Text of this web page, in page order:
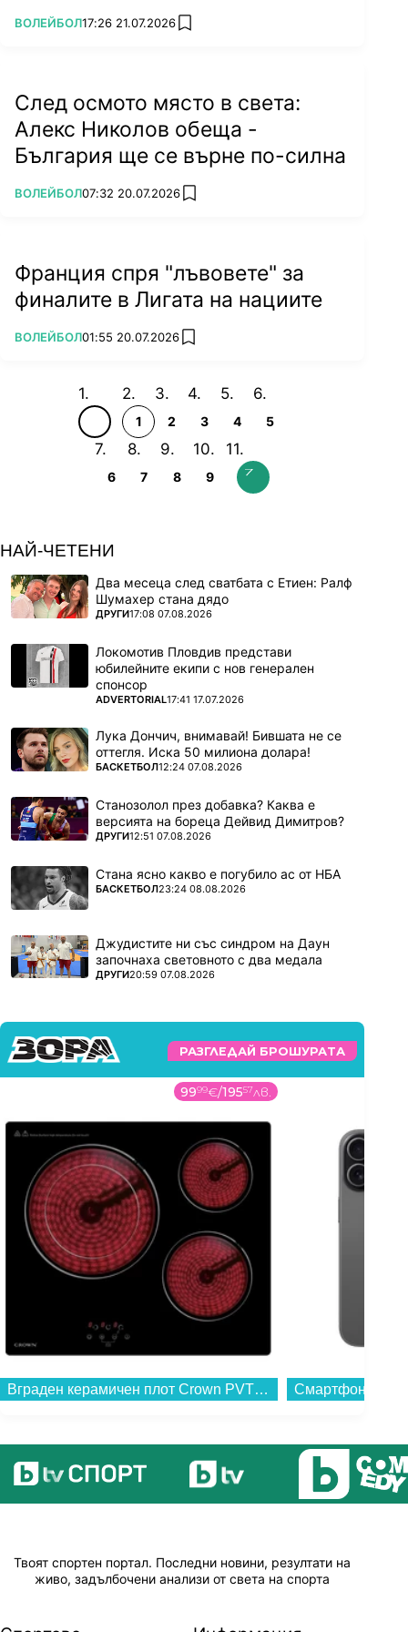
му сина Юлиян и Пламен. По-големият не
Пламен обаче е пленен още от малък от
волейбола и напълно заслужено наследява не
само таланта, но и прякора на баща си.
bTV изказва най-искрени съболезнования на
близките на Константинов.
Пламен Константинов: Трябва да
пречупим пораженския манталитет
ПОВЕЧЕ ОТ
ВОЛЕЙБОЛ17:26 21.07.2026 add favorites
След осмото място в света:
Алекс Николов обеща -
България ще се върне по-силна
ПОВЕЧЕ ОТ
ВОЛЕЙБОЛ07:32 20.07.2026 add favorites
Франция спря "лъвовете" за
финалите в Лигата на нациите
ПОВЕЧЕ ОТ
ВОЛЕЙБОЛ01:55 20.07.2026 add favorites
1 2 3 4 5
6 7 8 9
НАЙ-ЧЕТЕНИ
Два месеца след сватбата с Етиен: Ралф
Шумахер стана дядо
ПОВЕЧЕ ОТ
ДРУГИ17:08 07.08.2026
Локомотив Пловдив представи
юбилейните екипи с нов генерален
спонсор
ПОВЕЧЕ ОТ
ADVERTORIAL17:41 17.07.2026
Лука Дончич, внимавай! Бившата не се
оттегля. Иска 50 милиона долара!
ПОВЕЧЕ ОТ
БАСКЕТБОЛ12:24 07.08.2026
Станозолол през добавка? Каква е
версията на бореца Дейвид Димитров?
ПОВЕЧЕ ОТ
ДРУГИ12:51 07.08.2026
Стана ясно какво е погубило ас от НБА
ПОВЕЧЕ ОТ
БАСКЕТБОЛ23:24 08.08.2026
Джудистите ни със синдром на Даун
започнаха световното с два медала
ПОВЕЧЕ ОТ
ДРУГИ20:59 07.08.2026
РАЗГЛЕДАЙ БРОШУРАТА
9999€/19557лв.
Вграден керамичен плот Crown PVT613.C , Електрически...
Твоят спортен портал. Последни новини, резултати на
живо, задълбочени анализи от света на спорта